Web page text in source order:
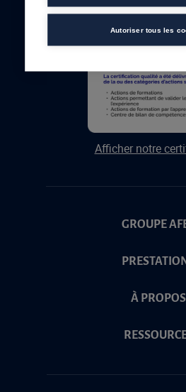
Afficher notre
GROUPE
À PROPOS
Autoriser tous les